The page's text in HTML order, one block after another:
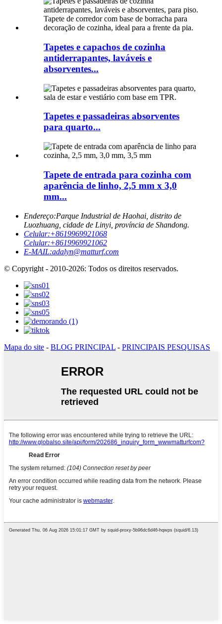
Tapetes e capachos de cozinha
antiderrapantes, laváveis ​​e
absorventes...
Tapetes e passadeiras absorventes
para quarto...
Tapete de entrada para cozinha com
aparência de linho, 2,5 mm x 3,0
mm...
Endereço:Parque Industrial de Haohai, distrito de
Luozhuang, cidade de Linyi, província de Shandong.
Celular:+8619969921068
Celular:+8619969921062
E-MAIL:adalyn@matturf.com
© Copyright - 2010-2026: Todos os direitos reservados.
Mapa do site - BLOG PRINCIPAL - PRINCIPAIS PESQUISAS